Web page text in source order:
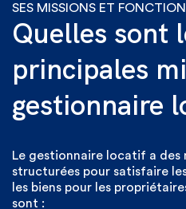
SES MISSIONS ET
Quelles sont
principales
gestionnaire
Le gestionnaire locatif a des
structurées pour satisfaire
les biens pour les
sont :